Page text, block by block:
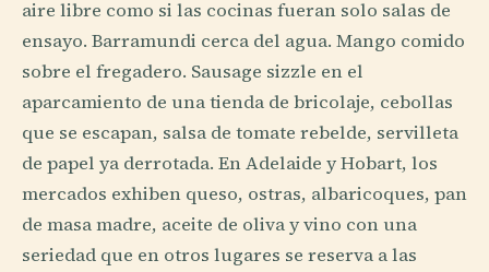
aire libre como si las cocinas fueran solo salas de
ensayo. Barramundi cerca del agua. Mango comido
sobre el fregadero. Sausage sizzle en el
aparcamiento de una tienda de bricolaje, cebollas
que se escapan, salsa de tomate rebelde, servilleta
de papel ya derrotada. En Adelaide y Hobart, los
mercados exhiben queso, ostras, albaricoques, pan
de masa madre, aceite de oliva y vino con una
seriedad que en otros lugares se reserva a las